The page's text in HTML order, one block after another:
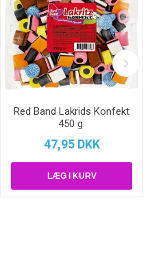
Red Band Lakrids Konfekt
450 g.
47,95 DKK